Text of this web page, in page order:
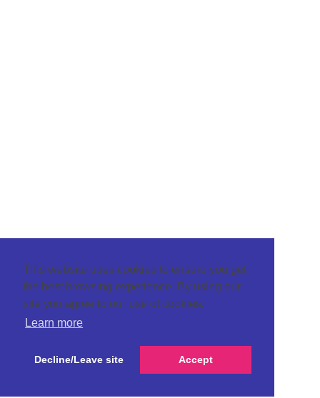
This website uses cookies to ensure you get
the best browsing experience. By using our
site you agree to our use of cookies.
Learn more
Decline/Leave site Accept